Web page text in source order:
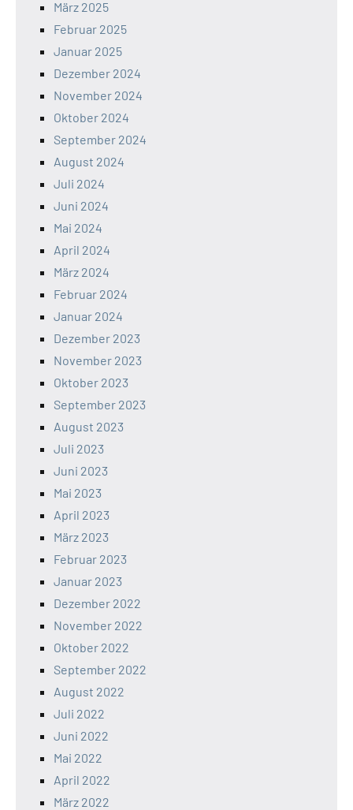
März 2025
Februar 2025
Januar 2025
Dezember 2024
November 2024
Oktober 2024
September 2024
August 2024
Juli 2024
Juni 2024
Mai 2024
April 2024
März 2024
Februar 2024
Januar 2024
Dezember 2023
November 2023
Oktober 2023
September 2023
August 2023
Juli 2023
Juni 2023
Mai 2023
April 2023
März 2023
Februar 2023
Januar 2023
Dezember 2022
November 2022
Oktober 2022
September 2022
August 2022
Juli 2022
Juni 2022
Mai 2022
April 2022
März 2022